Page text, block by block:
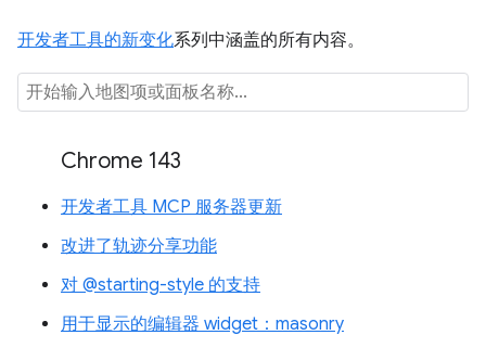
开发者工具的新变化系列中涵盖的所有内容。
Chrome 143
开发者工具 MCP 服务器更新
改进了轨迹分享功能
对 @starting-style 的支持
用于显示的编辑器 widget：masonry